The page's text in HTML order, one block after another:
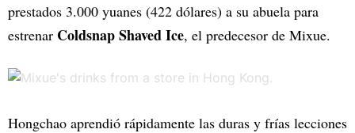
prestados 3.000 yuanes (422 dólares) a su abuela para
estrenar Coldsnap Shaved Ice, el predecesor de Mixue.
Hongchao aprendió rápidamente las duras y frías lecciones